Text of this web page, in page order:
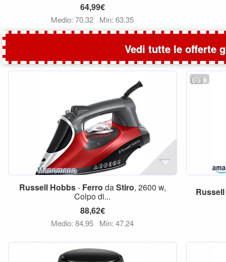
64,99€
Medio: 70,32 Min: 63,35
Vedi tutte le offerte
Russell Hobbs- Ferro daStiro, 2600 w,
Colpo di...
88,62€
Medio: 84,95 Min: 47,24
9
Russell